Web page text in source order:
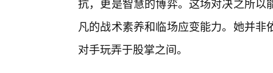
凡的战术素养和临场应变能力。她并
对手玩弄于股掌之间。